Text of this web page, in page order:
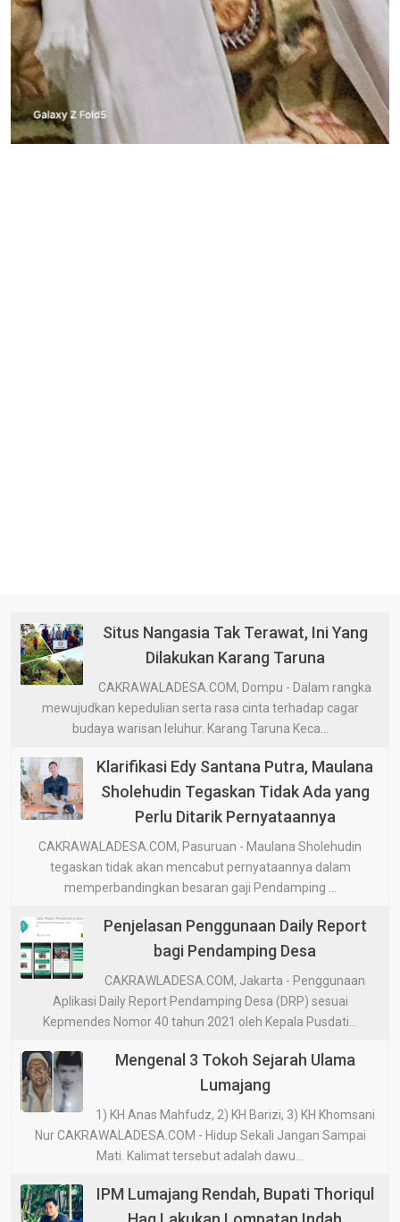
Situs Nangasia Tak Terawat, Ini Yang
Dilakukan Karang Taruna
CAKRAWALADESA.COM, Dompu - Dalam rangka
mewujudkan kepedulian serta rasa cinta terhadap cagar
budaya warisan leluhur. Karang Taruna Keca...
Klarifikasi Edy Santana Putra, Maulana
Sholehudin Tegaskan Tidak Ada yang
Perlu Ditarik Pernyataannya
CAKRAWALADESA.COM, Pasuruan - Maulana Sholehudin
tegaskan tidak akan mencabut pernyataannya dalam
memperbandingkan besaran gaji Pendamping ...
Penjelasan Penggunaan Daily Report
bagi Pendamping Desa
CAKRAWLADESA.COM, Jakarta - Penggunaan
Aplikasi Daily Report Pendamping Desa (DRP) sesuai
Kepmendes Nomor 40 tahun 2021 oleh Kepala Pusdati...
Mengenal 3 Tokoh Sejarah Ulama
Lumajang
1) KH Anas Mahfudz, 2) KH Barizi, 3) KH Khomsani
Nur CAKRAWALADESA.COM - Hidup Sekali Jangan Sampai
Mati. Kalimat tersebut adalah dawu...
IPM Lumajang Rendah, Bupati Thoriqul